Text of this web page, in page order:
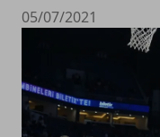
05/07/2021